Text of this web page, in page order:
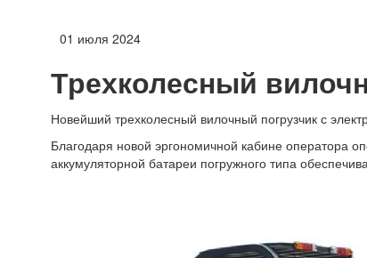
01 июля 2024
Трехколесный
Новейший трехколесный вилочный погрузчик с
Благодаря новой эргономичной кабине оператора
аккумуляторной батареи погружного типа